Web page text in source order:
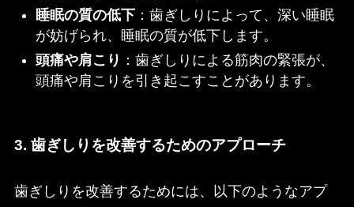
睡眠の質の低下：歯ぎしりによって、深い睡眠
が妨げられ、睡眠の質が低下します。
頭痛や肩こり ：歯ぎしりによる筋肉の緊張が、
頭痛や肩こりを引き起こすことがあります。
3. 歯ぎしりを改善するためのアプローチ
歯ぎしりを改善するためには、以下のようなアプ